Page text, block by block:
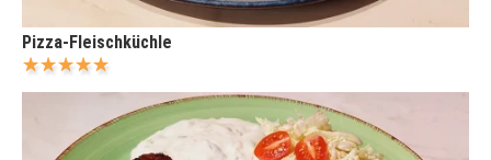
Pizza-Fleischküchle